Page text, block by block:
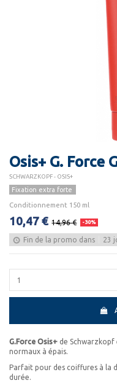
Osis+ G. Force
SCHWARZKOPF - OSIS+
Fixation extra forte
Conditionnement 150 ml
10,47 € 14,96 € -30%
Fin de la promo dans 23
G.Force Osis+ de Schwarzkopf
normaux à épais.
Parfait pour des coiffures à la
durée.